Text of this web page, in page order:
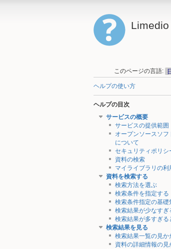
このページの言語:
ヘルプの使い方
ヘルプの目次
サービスの概要
サービスの提供範囲
オープンソースソフ
について
セキュリティポリシ
資料の検索
マイライブラリの利
資料を検索する
検索方法を選ぶ
検索条件を指定する
検索条件指定の基礎
検索結果が少なすぎ
検索結果が多すぎる
検索結果を見る
検索結果一覧の見か
資料の詳細情報の見